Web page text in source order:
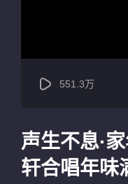
551.3万
声生不息·
轩合唱年味